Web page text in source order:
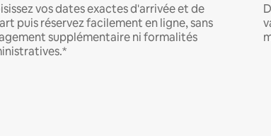
vos dates exactes d'arrivée et de
puis réservez facilement en ligne, sans
supplémentaire ni formalités